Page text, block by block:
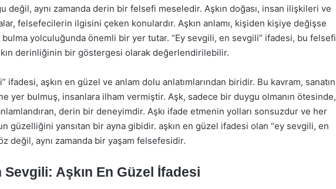
değil, aynı zamanda derin bir felsefi meseledir. Aşkın doğası, insan ilişkileri ve
felsefecilerin ilgisini çeken konulardır. Aşkın anlamı, kişiden kişiye değişse
bulma yolculuğunda önemli bir yer tutar. “Ey sevgili, en sevgili” ifadesi, bu felsefi
derinliğinin bir göstergesi olarak değerlendirilebilir.
ifadesi, aşkın en güzel ve anlam dolu anlatımlarından biridir. Bu kavram, sanatın
yer bulmuş, insanlara ilham vermiştir. Aşk, sadece bir duygu olmanın ötesinde,
derin bir deneyimdir. Aşkı ifade etmenin yolları sonsuzdur ve her
güzelliğini yansıtan bir ayna gibidir. aşkın en güzel ifadesi olan “ey sevgili, en
değil, aynı zamanda bir yaşam felsefesidir.
Sevgili: Aşkın En Güzel İfadesi